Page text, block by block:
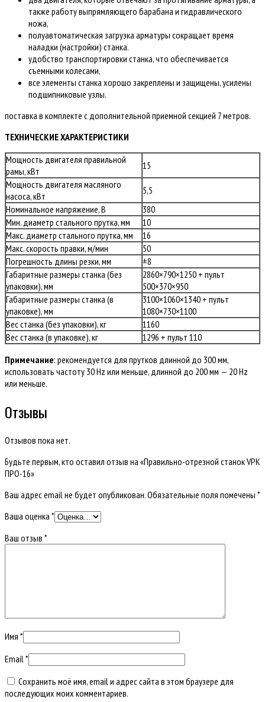
также работу выпрямляющего барабана и гидравлического
ножа,
полуавтоматическая загрузка арматуры сокращает время
наладки (настройки) станка.
удобство транспортировки станка, что обеспечивается
съемными колесами,
все элементы станка хорошо закреплены и защищены, усилены
подшипниковые узлы.
поставка в комплекте с дополнительной приемной секцией 7 метров.
ТЕХНИЧЕСКИЕ ХАРАКТЕРИСТИКИ
Мощность двигателя правильной
рамы, кВт
15
Мощность двигателя масляного
насоса, кВт
5,5
Номинальное напряжение, В
380
Мин. диаметр стального прутка, мм
10
Макс. диаметр стального прутка, мм
16
Макс. скорость правки, м/мин
50
Погрешность длины резки, мм
±8
Габаритные размеры станка (без
упаковки), мм
2860×790×1250 + пульт
500×370×950
Габаритные размеры станка (в
упаковке), мм
3100×1060×1340 + пульт
1080×730×1100
Вес станка (без упаковки), кг
1160
Вес станка (в упаковке), кг
1296 + пульт 110
Примечание: рекомендуется для прутков длинной до 300 мм,
использовать частоту 30 Hz или меньше, длинной до 200 мм — 20 Hz
или меньше.
Отзывы
Отзывов пока нет.
Будьте первым, кто оставил отзыв на «Правильно-отрезной станок VPK
ПРО-16»
Ваш адрес email не будет опубликован.Обязательные поля помечены *
Ваша оценка *
Ваш отзыв *
Имя *
Email*
Сохранить моё имя, email и адрес сайта в этом браузере для
последующих моих комментариев.